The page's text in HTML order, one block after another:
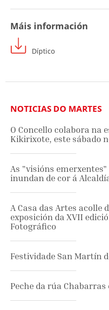
Máis información
Díptico
NOTICIAS DO MARTES
O Concello colabora na
Kikirixote, este sábado
As "visións
inundan de cor á
A Casa das Artes acolle
exposición da XVII
Fotográfico
Festividade San Martín
Peche da rúa